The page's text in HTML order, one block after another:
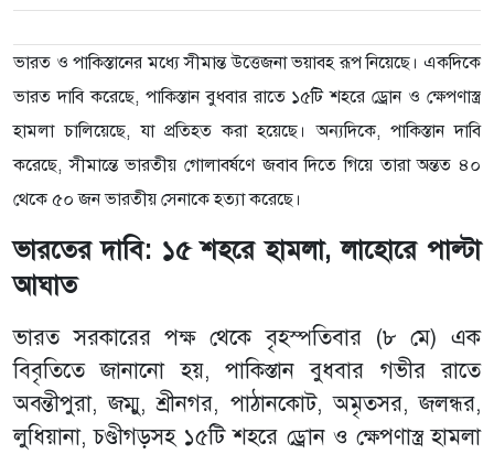
ভারত ও পাকিস্তানের মধ্যে সীমান্ত উত্তেজনা ভয়াবহ রূপ নিয়েছে। একদিকে
ভারত দাবি করেছে, পাকিস্তান বুধবার রাতে ১৫টি শহরে ড্রোন ও ক্ষেপণাস্ত্র
হামলা চালিয়েছে, যা প্রতিহত করা হয়েছে। অন্যদিকে, পাকিস্তান দাবি
করেছে, সীমান্তে ভারতীয় গোলাবর্ষণে জবাব দিতে গিয়ে তারা অন্তত ৪০
থেকে ৫০ জন ভারতীয় সেনাকে হত্যা করেছে।
ভারতের দাবি: ১৫ শহরে হামলা, লাহোরে পাল্টা
আঘাত
ভারত সরকারের পক্ষ থেকে বৃহস্পতিবার (৮ মে) এক
বিবৃতিতে জানানো হয়, পাকিস্তান বুধবার গভীর রাতে
অবন্তীপুরা, জম্মু, শ্রীনগর, পাঠানকোট, অমৃতসর, জলন্ধর,
লুধিয়ানা, চণ্ডীগড়সহ ১৫টি শহরে ড্রোন ও ক্ষেপণাস্ত্র হামলা